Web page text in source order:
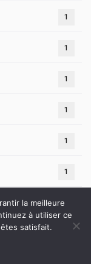
1
1
1
1
1
1
la meilleure
à utiliser ce
satisfait.